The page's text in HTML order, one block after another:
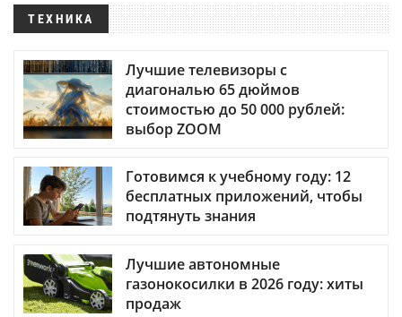
ТЕХНИКА
Лучшие телевизоры с
диагональю 65 дюймов
стоимостью до 50 000 рублей:
выбор ZOOM
Готовимся к учебному году: 12
бесплатных приложений, чтобы
подтянуть знания
Лучшие автономные
газонокосилки в 2026 году: хиты
продаж